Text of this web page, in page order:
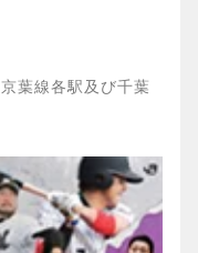
葉線各駅及び千葉